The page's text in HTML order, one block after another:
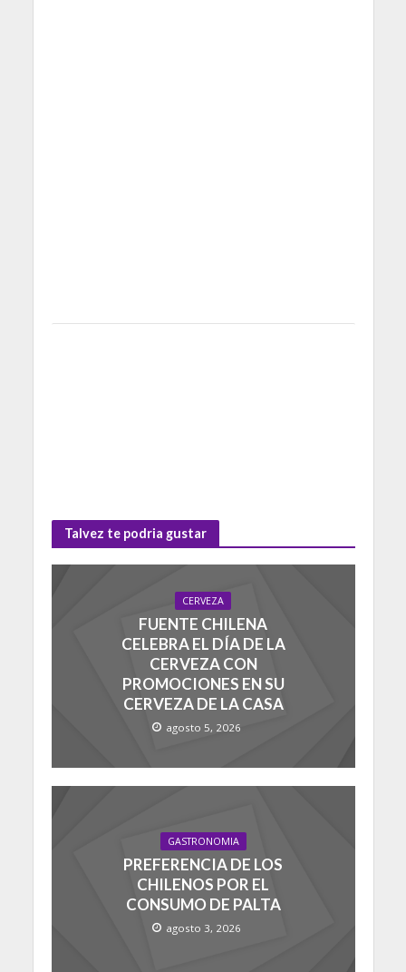
Talvez te podria gustar
CERVEZA
FUENTE CHILENA
CELEBRA EL DÍA DE LA
CERVEZA CON
PROMOCIONES EN SU
CERVEZA DE LA CASA
agosto 5, 2026
GASTRONOMIA
PREFERENCIA DE LOS
CHILENOS POR EL
CONSUMO DE PALTA
agosto 3, 2026